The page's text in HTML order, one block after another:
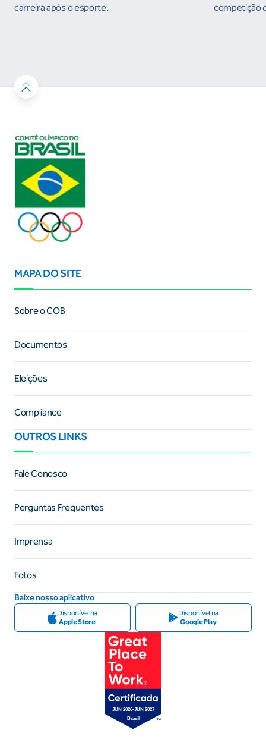
carreira após o esporte.
competição
MAPA DO SITE
Sobre o COB
Documentos
Eleições
Compliance
OUTROS LINKS
Fale Conosco
Perguntas Frequentes
Imprensa
Fotos
Baixe nosso aplicativo
Disponível na
Apple Store
Disponível na
Google Play